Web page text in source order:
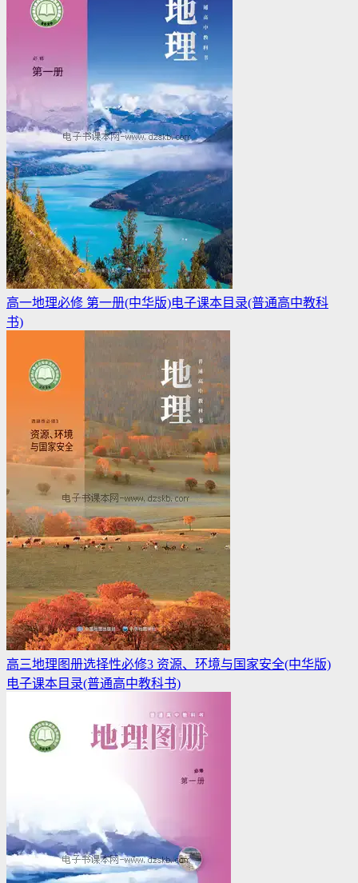
高一地理必修 第一册(中华版)电子课本目录(普通高中教科
书)
高三地理图册选择性必修3 资源、环境与国家安全(中华版)
电子课本目录(普通高中教科书)